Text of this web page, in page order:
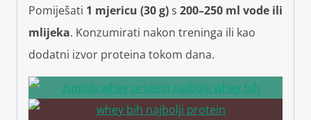
Pomiješati 1 mjericu (30 g) s 200–250 ml vode ili
mlijeka. Konzumirati nakon treninga ili kao
dodatni izvor proteina tokom dana.